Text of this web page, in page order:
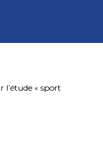
l’étude « sport